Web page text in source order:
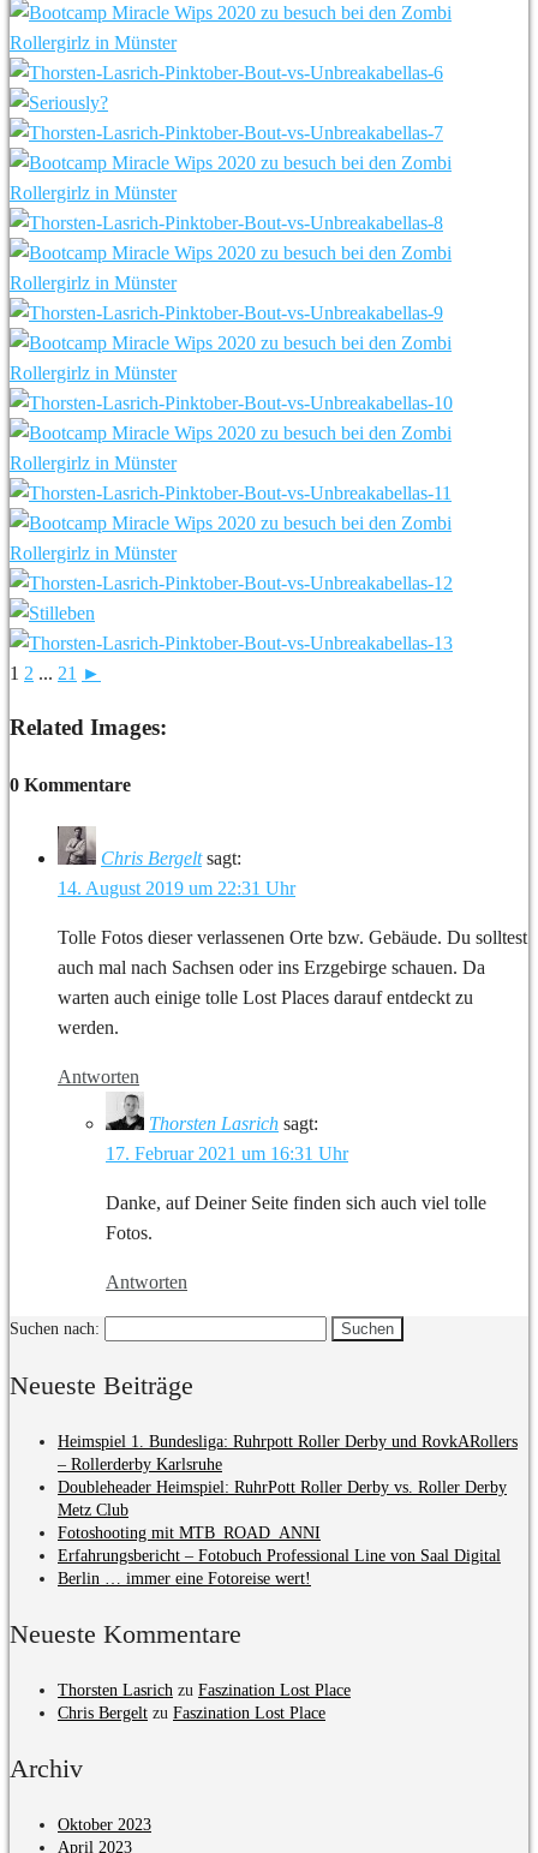
1 2 ... 21 ►
Related Images:
0 Kommentare
Chris Bergelt sagt:
14. August 2019 um 22:31 Uhr
Tolle Fotos dieser verlassenen Orte bzw. Gebäude. Du solltest
auch mal nach Sachsen oder ins Erzgebirge schauen. Da
warten auch einige tolle Lost Places darauf entdeckt zu
werden.
Antworten
Thorsten Lasrich sagt:
17. Februar 2021 um 16:31 Uhr
Danke, auf Deiner Seite finden sich auch viel tolle
Fotos.
Antworten
Suchen nach:
Neueste Beiträge
Heimspiel 1. Bundesliga: Ruhrpott Roller Derby und RovkARollers
– Rollerderby Karlsruhe
Doubleheader Heimspiel: RuhrPott Roller Derby vs. Roller Derby
Metz Club
Fotoshooting mit MTB_ROAD_ANNI
Erfahrungsbericht – Fotobuch Professional Line von Saal Digital
Berlin … immer eine Fotoreise wert!
Neueste Kommentare
Thorsten Lasrich zu Faszination Lost Place
Chris Bergelt zu Faszination Lost Place
Archiv
Oktober 2023
April 2023